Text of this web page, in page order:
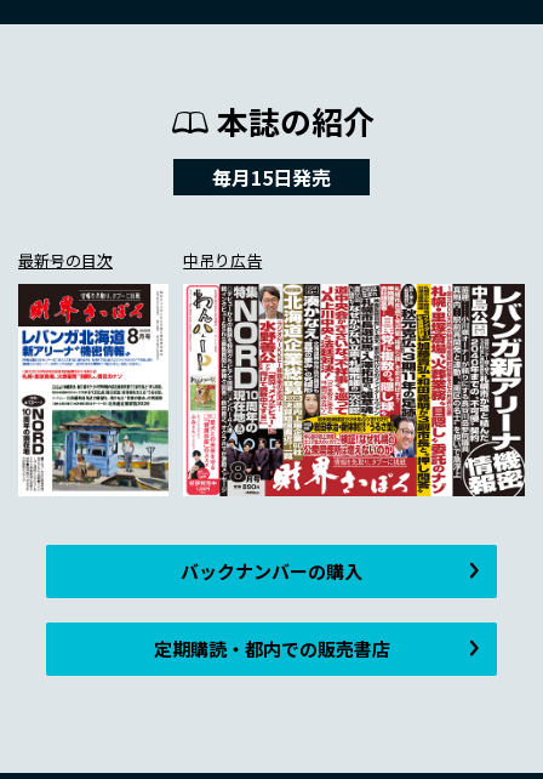
本誌の紹介
毎月15日発売
最新号の目次 中吊り広告
バックナンバーの購入
定期購読・都内での販売書店